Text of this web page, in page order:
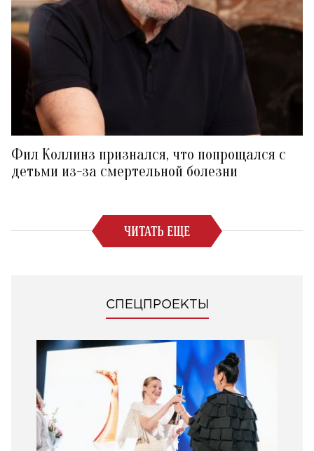
Фил Коллинз признался, что попрощался с
детьми из-за смертельной болезни
ЧИТАТЬ ЕЩЕ
СПЕЦПРОЕКТЫ